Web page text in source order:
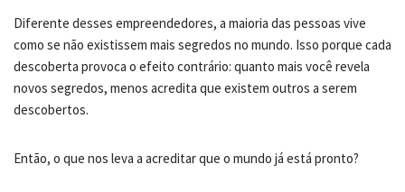
Diferente desses empreendedores, a maioria das pessoas vive
como se não existissem mais segredos no mundo. Isso porque cada
descoberta provoca o efeito contrário: quanto mais você revela
novos segredos, menos acredita que existem outros a serem
descobertos.
Então, o que nos leva a acreditar que o mundo já está pronto?